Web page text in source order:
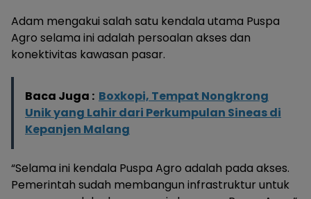
Adam mengakui salah satu kendala utama Puspa
Agro selama ini adalah persoalan akses dan
konektivitas kawasan pasar.
Baca Juga : Boxkopi, Tempat Nongkrong
Unik yang Lahir dari Perkumpulan Sineas di
Kepanjen Malang
“Selama ini kendala Puspa Agro adalah pada akses.
Pemerintah sudah membangun infrastruktur untuk